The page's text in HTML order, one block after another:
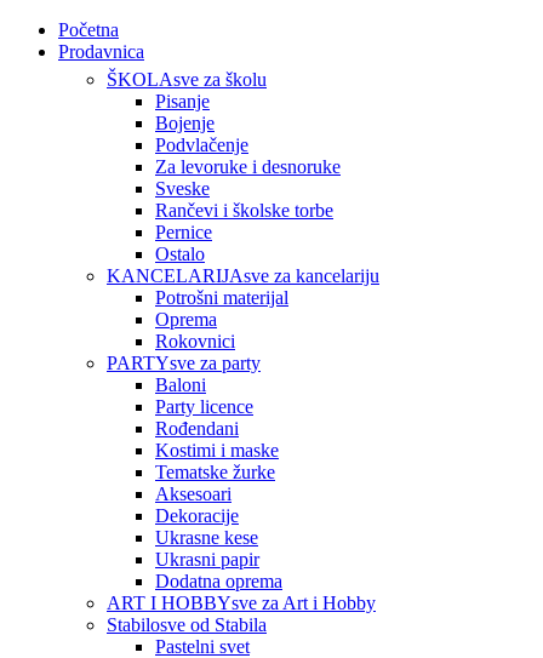
Početna
Prodavnica
ŠKOLAsve za školu
Pisanje
Bojenje
Podvlačenje
Za levoruke i desnoruke
Sveske
Rančevi i školske torbe
Pernice
Ostalo
KANCELARIJAsve za kancelariju
Potrošni materijal
Oprema
Rokovnici
PARTYsve za party
Baloni
Party licence
Rođendani
Kostimi i maske
Tematske žurke
Aksesoari
Dekoracije
Ukrasne kese
Ukrasni papir
Dodatna oprema
ART I HOBBYsve za Art i Hobby
Stabilosve od Stabila
Pastelni svet